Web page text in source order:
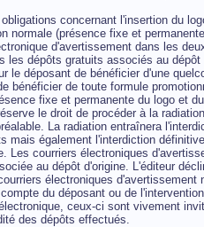
concernant l'insertion du
normale (présence fixe et
d'avertissement dans les
les dépôts gratuits associés au
le déposant de bénéficier d'une
bénéficier de toute formule
fixe et permanente du logo et
le droit de procéder à la
La radiation entraînera
mais également l'interdiction
Les courriers électroniques
au dépôt d'origine. L'éditeur
électroniques
du déposant ou de
ceux-ci sont vivement
des dépôts effectués.